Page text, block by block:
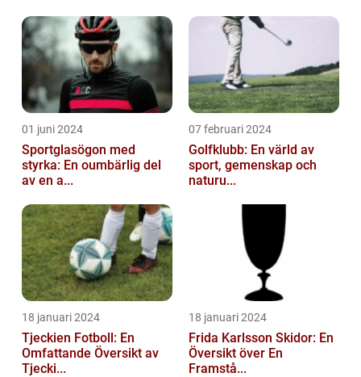
01 juni 2024
Sportglasögon med
styrka: En oumbärlig del
av en a...
07 februari 2024
Golfklubb: En värld av
sport, gemenskap och
naturu...
18 januari 2024
Tjeckien Fotboll: En
Omfattande Översikt av
Tjecki...
18 januari 2024
Frida Karlsson Skidor: En
Översikt över En
Framstå...